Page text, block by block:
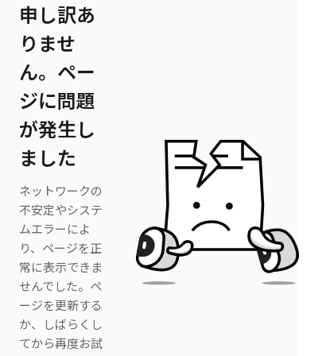
申し訳あ
りませ
ん。ペー
ジに問題
が発生し
ました
ネットワークの
不安定やシステ
ムエラーによ
り、ページを正
常に表示できま
せんでした。ペ
ージを更新する
か、しばらくし
てから再度お試